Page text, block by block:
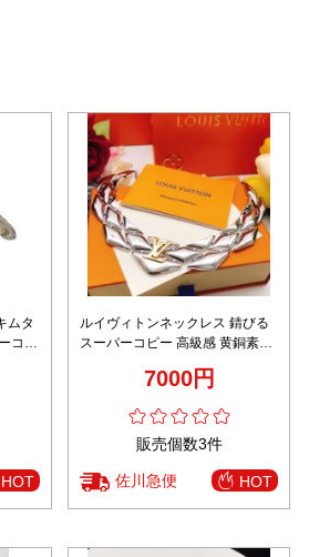
ムタ
コピ
HOT
ルイヴィトンネックレス 錆びる
スーパーコピー 高級感 黄銅素材
7000円
販売個数3件
佐川急便 HOT